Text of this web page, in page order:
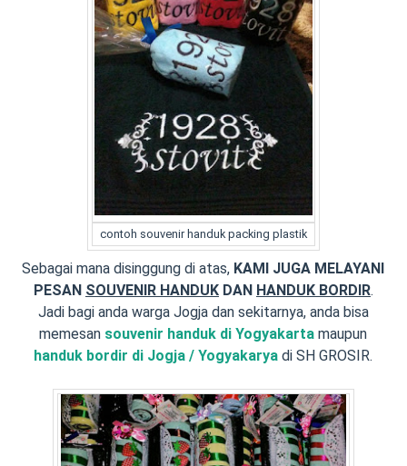
contoh souvenir handuk packing plastik
Sebagai mana disinggung di atas, KAMI JUGA MELAYANI
PESAN SOUVENIR HANDUKDAN HANDUK BORDIR.
Jadi bagi anda warga Jogja dan sekitarnya, anda bisa
memesan souvenir handuk di Yogyakarta maupun
handuk bordir di Jogja / Yogyakarya di SH GROSIR.